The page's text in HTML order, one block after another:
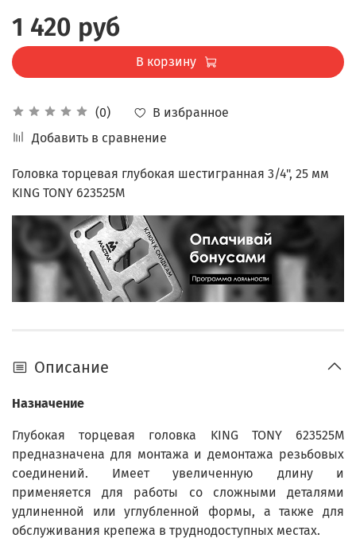
(0)
В избранное
Добавить в сравнение
1 420 руб
В корзину
Головка торцевая глубокая шестигранная 3/4", 25 мм
KING TONY 623525M
Описание
Назначение
Глубокая торцевая головка KING TONY 623525M
предназначена для монтажа и демонтажа резьбовых
соединений. Имеет увеличенную длину и
применяется для работы со сложными деталями
удлиненной или углубленной формы, а также для
обслуживания крепежа в труднодоступных местах.